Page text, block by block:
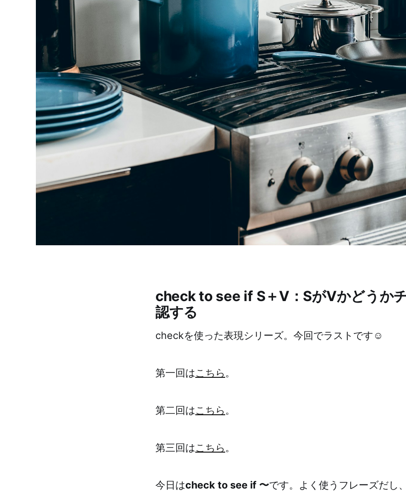
check to see if S＋V：SがVかどうか
認する
checkを使った表現シリーズ。今回でラストです☺️
第一回はこちら 。
第二回はこちら 。
第三回はこちら 。
今日はcheck to see if 〜です。よく使うフレーズだし